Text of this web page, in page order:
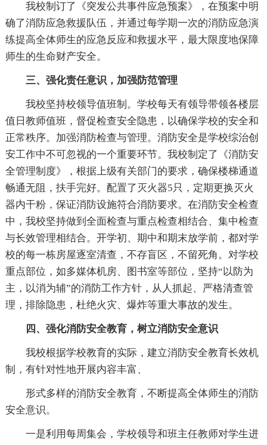
我校制订了《突发公共事件应急预案》，在预案中明
确了消防应急救援队伍，并通过每学期一次的消防应急演
练提高全体师生的应急反应和救援水平，最大限度地保障
师生的生命财产安全。
三、强化责任意识，加强防范管理
我校坚持校领导值班制。学校每天有领导带领各楼层
值日教师值班，督促检查安全隐患，以确保学校的安全和
正常秩序。加强消防检查与管理。消防安全是学校综治创
安工作中不可忽视的一个重要环节。我校制定了《消防安
全管理制度》，根据上级有关部门的要求，确保楼梯通道
畅通无阻，扶手完好。配置了灭火器5只，定期更换灭火
器内干粉，保证消防设施符合消防要求。在消防安全检查
中，我校坚持做到全面检查与重点检查相结合、集中检查
与长效管理相结合。开学初、期中和期末放学前，都对学
校的每一栋房屋逐室清查，不存盲区，不留死角。对学校
重点部位，如多媒体机房、图书室等部位，坚持“以防为
主，以消为辅”的消防工作方针，从人抓起、严格清查管
理，排除隐患，杜绝火灾、爆炸等重大事故的发生。
四、强化消防安全教育，树立消防安全意识
我校根据学校教育的实际，建立消防安全教育长效机
制，有针对性地开展内容丰富、
形式多样的消防安全教育，不断提高全体师生的消防
安全意识。
一是利用每周集会，学校领导和班主任教师对学生进